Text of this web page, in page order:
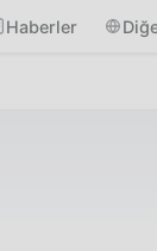
Haberler